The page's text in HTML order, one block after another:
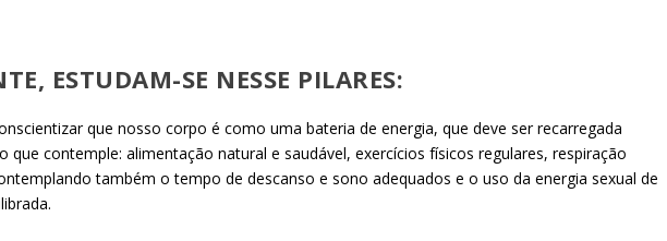
ESTUDAM-SE NESSE PILARES:
que nosso corpo é como uma bateria de energia, que deve ser recarregada
que contemple: alimentação natural e saudável, exercícios físicos regulares, respiração
também o tempo de descanso e sono adequados e o uso da energia sexual de